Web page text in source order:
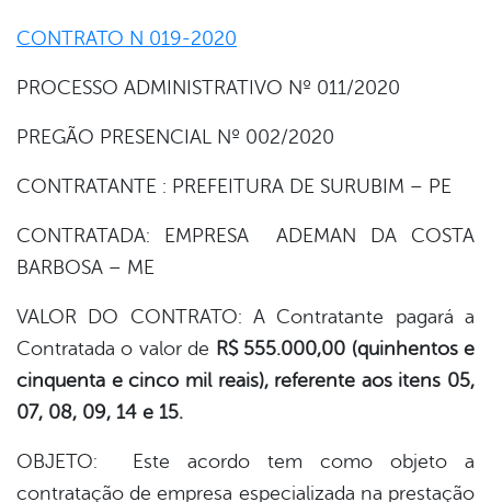
CONTRATO N 019-2020
PROCESSO ADMINISTRATIVO Nº 011/2020
PREGÃO PRESENCIAL Nº 002/2020
CONTRATANTE : PREFEITURA DE SURUBIM – PE
CONTRATADA: EMPRESA ADEMAN DA COSTA
BARBOSA – ME
VALOR DO CONTRATO: A Contratante pagará a
Contratada o valor de R$ 555.000,00 (quinhentos e
cinquenta e cinco mil reais), referente aos itens 05,
07, 08, 09, 14 e 15.
OBJETO: Este acordo tem como objeto a
contratação de empresa especializada na prestação